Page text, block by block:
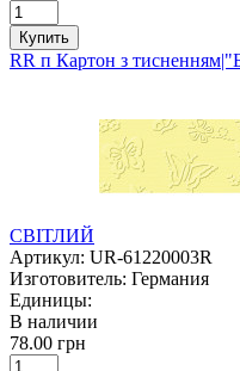
Купить
RR п Картон з
СВІТЛИЙ
Артикул: UR-61220003R
Изготовитель: Германия
Единицы:
В наличии
78.00 грн